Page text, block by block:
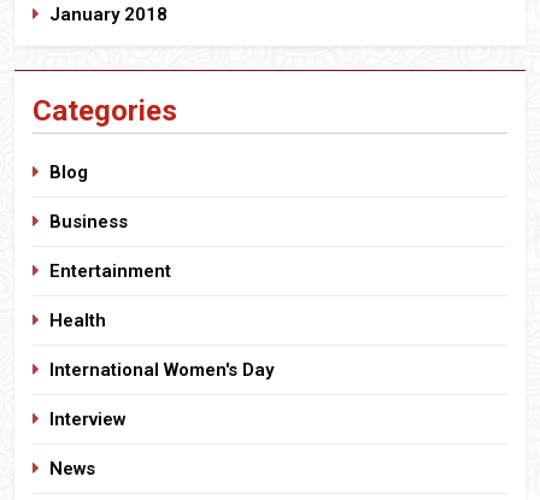
January 2018
Categories
Blog
Business
Entertainment
Health
International Women's Day
Interview
News